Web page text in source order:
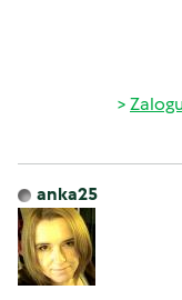
anka25